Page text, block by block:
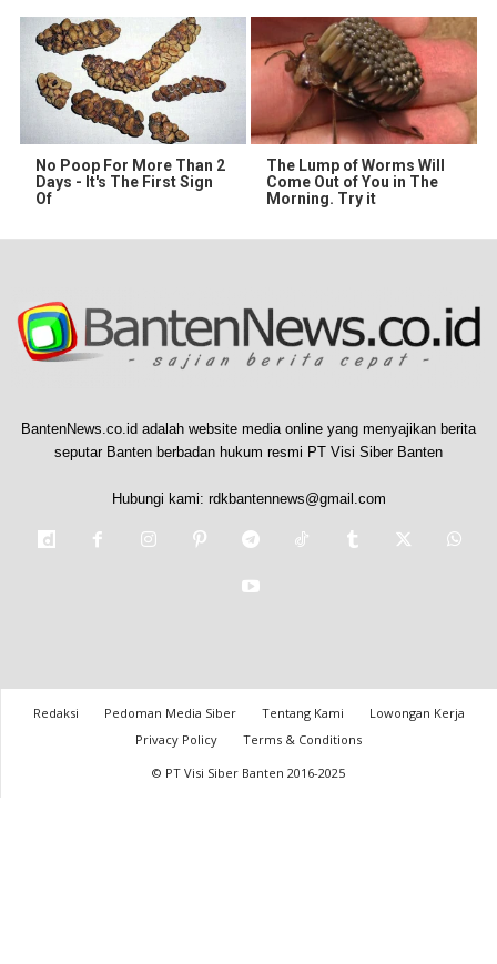
No Poop For More Than 2
Days - It's The First Sign
Of
The Lump of Worms Will
Come Out of You in The
Morning. Try it
BantenNews.co.id adalah website media online yang menyajikan berita
seputar Banten berbadan hukum resmi PT Visi Siber Banten
Hubungi kami: rdkbantennews@gmail.com
Redaksi Pedoman Media Siber Tentang Kami
Lowongan Kerja
Privacy Policy
Terms & Conditions
© PT Visi Siber Banten 2016-2025